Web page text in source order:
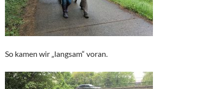
So kamen wir „langsam“ voran.